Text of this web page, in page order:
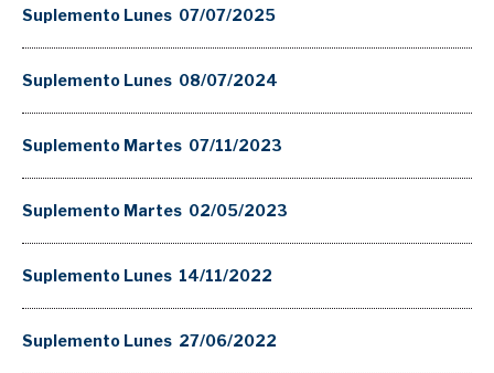
Suplemento Lunes 07/07/2025
Suplemento Lunes 08/07/2024
Suplemento Martes 07/11/2023
Suplemento Martes 02/05/2023
Suplemento Lunes 14/11/2022
Suplemento Lunes 27/06/2022